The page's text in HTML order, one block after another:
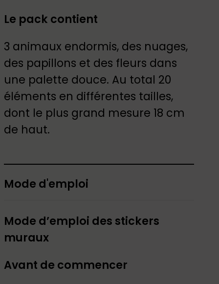
Le pack contient
3 animaux endormis, des nuages,
des papillons et des fleurs dans
une palette douce. Au total 20
éléments en différentes tailles,
dont le plus grand mesure 18 cm
de haut.
Mode d'emploi
Mode d’emploi des stickers
muraux
Avant de commencer